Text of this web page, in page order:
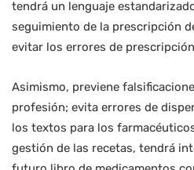
tendrá un lenguaje
seguimiento de la prescripción
evitar los errores de
Asimismo, previene
profesión; evita errores de
los textos para los
gestión de las recetas, tendrá